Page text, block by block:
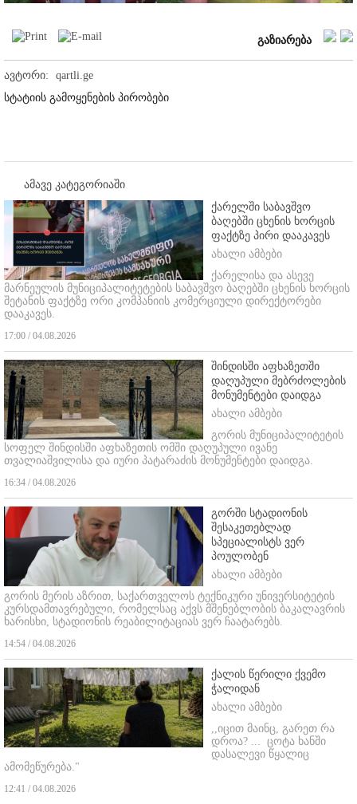
გაზიარება
ავტორი:
qartli.ge
სტატიის გამოყენების პირობები
ამავე კატეგორიაში
ქარელში საბავშვო
ბაღებში ცხენის ხორცის
ფაქტზე პირი დააკავეს
ახალი ამბები
ქარელისა და ასევე
მარნეულის მუნიციპალიტეტების საბავშვო ბაღებში ცხენის ხორცის
შეტანის ფაქტზე ორი კომპანიის კომერციული დირექტორები
დააკავეს.
17:00 / 04.08.2026
შინდისში აფხაზეთში
დაღუპული მებრძოლების
მონუმენტები დაიდგა
ახალი ამბები
გორის მუნიციპალიტეტის
სოფელ შინდისში აფხაზეთის ომში დაღუპული ივანე
თვალიაშვილისა და იური პატარაძის მონუმენტები დაიდგა.
16:34 / 04.08.2026
გორში სტადიონის
შესაკეთებლად
სპეციალისტს ვერ
პოულობენ
ახალი ამბები
გორის მერის აზრით, საქართველოს ტექნიკური უნივერსიტეტის
კურსდამთავრებული, რომელსაც აქვს მშენებლობის ბაკალავრის
ხარისხი, სტადიონის რეაბილიტაციას ვერ ჩაატარებს.
14:54 / 04.08.2026
ქალის წერილი ქვემო
ჭალიდან
ახალი ამბები
,,იცით მაინც, გარეთ რა
დროა? ... ცოტა ხანში
დასალევი წყალიც
ამომეწურება."
12:41 / 04.08.2026